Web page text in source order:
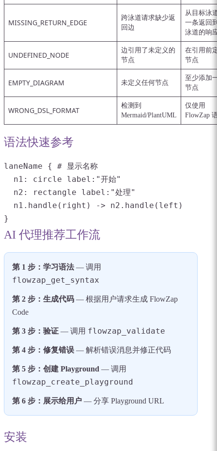
MISSING_RETURN_EDGE
跨泳道请求缺少返
回边
从目标泳
一条返回
泳道的响
UNDEFINED_NODE
边引用了未定义的
节点
在引用前
节点
EMPTY_DIAGRAM 未定义任何节点
至少添加
节点
WRONG_DSL_FORMAT
检测到
Mermaid/PlantUML
仅使用
FlowZap
语法快速参考
laneName { # 显示名称
  n1: circle label:"开始"
  n2: rectangle label:"处理"
  n1.handle(right) -> n2.handle(left)
}
AI 代理推荐工作流
第 1 步：学习语法— 调用
flowzap_get_syntax
第 2 步：生成代码 — 根据用户请求生成 FlowZap
Code
第 3 步：验证 — 调用 flowzap_validate
第 4 步：修复错误 — 解析错误消息并修正代码
第 5 步：创建 Playground — 调用
flowzap_create_playground
第 6 步：展示给用户 — 分享 Playground URL
安装